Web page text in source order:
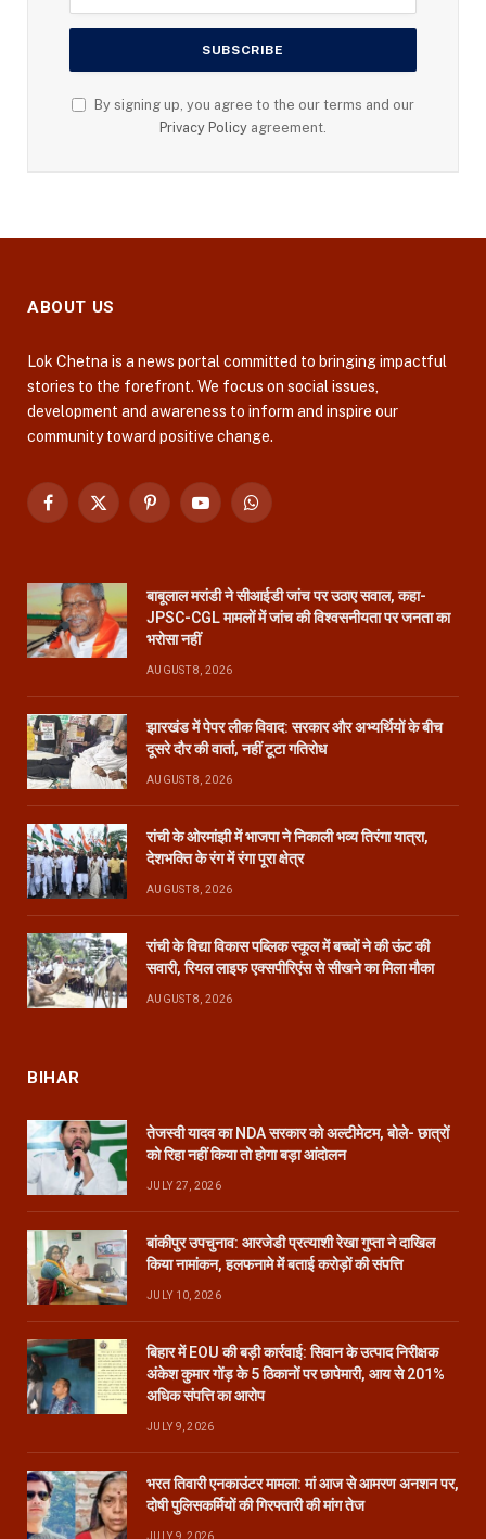
By signing up, you agree to the our terms and our
Privacy Policy agreement.
ABOUT US
Lok Chetna is a news portal committed to bringing impactful
stories to the forefront. We focus on social issues,
development and awareness to inform and inspire our
community toward positive change.
Facebook
X
PinterestYouTubeWhatsApp
बाबूलाल मरांडी ने सीआईडी जांच पर उठाए सवाल, कहा-
JPSC-CGL मामलों में जांच की विश्वसनीयता पर जनता का
भरोसा नहीं
AUGUST 8, 2026
झारखंड में पेपर लीक विवाद: सरकार और अभ्यर्थियों के बीच
दूसरे दौर की वार्ता, नहीं टूटा गतिरोध
AUGUST 8, 2026
रांची के ओरमांझी में भाजपा ने निकाली भव्य तिरंगा यात्रा,
देशभक्ति के रंग में रंगा पूरा क्षेत्र
AUGUST 8, 2026
रांची के विद्या विकास पब्लिक स्कूल में बच्चों ने की ऊंट की
सवारी, रियल लाइफ एक्सपीरिएंस से सीखने का मिला मौका
AUGUST 8, 2026
BIHAR
तेजस्वी यादव का NDA सरकार को अल्टीमेटम, बोले- छात्रों
को रिहा नहीं किया तो होगा बड़ा आंदोलन
JULY 27, 2026
बांकीपुर उपचुनाव: आरजेडी प्रत्याशी रेखा गुप्ता ने दाखिल
किया नामांकन, हलफनामे में बताई करोड़ों की संपत्ति
JULY 10, 2026
बिहार में EOU की बड़ी कार्रवाई: सिवान के उत्पाद निरीक्षक
अंकेश कुमार गोंड़ के 5 ठिकानों पर छापेमारी, आय से 201%
अधिक संपत्ति का आरोप
JULY 9, 2026
भरत तिवारी एनकाउंटर मामला: मां आज से आमरण अनशन पर,
दोषी पुलिसकर्मियों की गिरफ्तारी की मांग तेज
JULY 9, 2026